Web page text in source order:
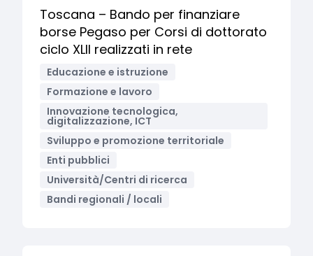
Toscana – Bando per finanziare
borse Pegaso per Corsi di dottorato
ciclo XLII realizzati in rete
Educazione e istruzione
Formazione e lavoro
Innovazione tecnologica,
digitalizzazione, ICT
Sviluppo e promozione territoriale
Enti pubblici
Università/Centri di ricerca
Bandi regionali / locali